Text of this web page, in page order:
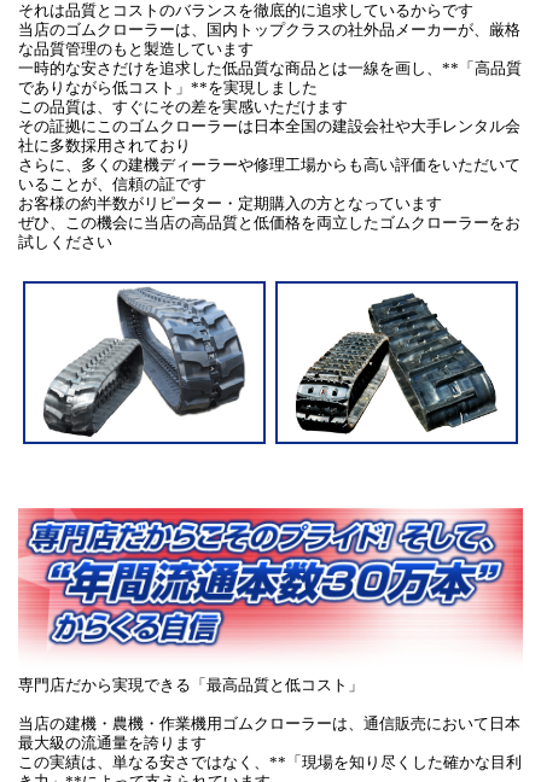
それは品質とコストのバランスを徹底的に追求しているからです
当店のゴムクローラーは、国内トップクラスの社外品メーカーが、厳格
な品質管理のもと製造しています
一時的な安さだけを追求した低品質な商品とは一線を画し、**「高品質
でありながら低コスト」**を実現しました
この品質は、すぐにその差を実感いただけます
その証拠にこのゴムクローラーは日本全国の建設会社や大手レンタル会
社に多数採用されており
さらに、多くの建機ディーラーや修理工場からも高い評価をいただいて
いることが、信頼の証です
お客様の約半数がリピーター・定期購入の方となっています
ぜひ、この機会に当店の高品質と低価格を両立したゴムクローラーをお
試しください
専門店だから実現できる「最高品質と低コスト」
当店の建機・農機・作業機用ゴムクローラーは、通信販売において日本
最大級の流通量を誇ります
この実績は、単なる安さではなく、**「現場を知り尽くした確かな目利